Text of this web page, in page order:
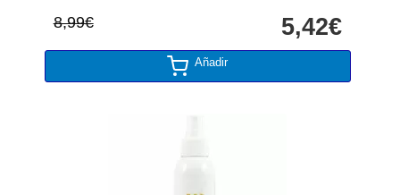
8,99€ 5,42€
Añadir